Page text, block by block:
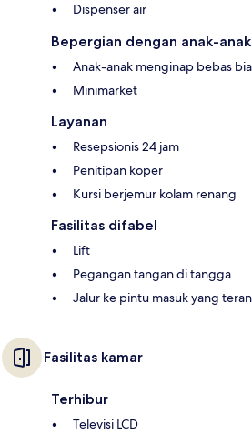
Dispenser air
Bepergian dengan anak-anak
Anak-anak menginap bebas
Minimarket
Layanan
Resepsionis 24 jam
Penitipan koper
Kursi berjemur kolam renang
Fasilitas difabel
Lift
Pegangan tangan di tangga
Jalur ke pintu masuk yang
Fasilitas kamar
Terhibur
Televisi LCD